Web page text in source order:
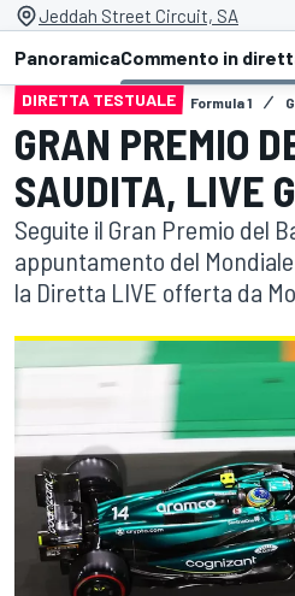
Jeddah Street Circuit, SA
PanoramicaCommento in
DIRETTA TESTUALE Formula 1
GRAN PREMIO
SAUDITA, LIVE
Seguite il Gran Premio del
appuntamento del
la Diretta LIVE offerta da